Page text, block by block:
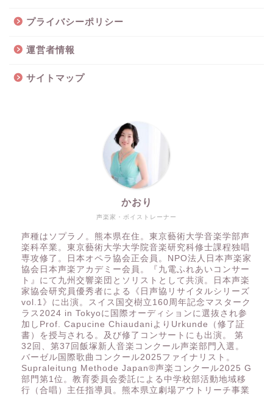
プライバシーポリシー
運営者情報
サイトマップ
声楽家・ボイストレーナー
かおり
声種はソプラノ。熊本県在住。東京藝術大学音楽学部声
楽科卒業。東京藝術大学大学院音楽研究科修士課程独唱
専攻修了。日本オペラ協会正会員。NPO法人日本声楽家
協会日本声楽アカデミー会員。『九電ふれあいコンサー
ト』にて九州交響楽団とソリストとして共演。日本声楽
家協会研究員優秀者による《日声協リサイタルシリーズ
vol.1》に出演。スイス国交樹立160周年記念マスターク
ラス2024 in Tokyoに国際オーディションに選抜され参
加しProf. Capucine ChiaudaniよりUrkunde（修了証
書）を授与される。及び修了コンサートにも出演。 第
32回、第37回飯塚新人音楽コンクール声楽部門入選。
バーゼル国際歌曲コンクール2025ファイナリスト。
Supraleitung Methode Japan®️声楽コンクール2025 G
部門第1位。教育委員会委託による中学校部活動地域移
行（合唱）主任指導員。熊本県立劇場アウトリーチ事業